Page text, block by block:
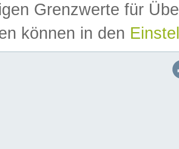
Grenzwerte für
können in den